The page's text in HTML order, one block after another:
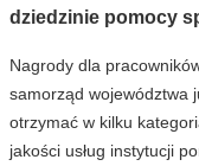
dziedzinie pomocy
Nagrody dla
samorząd województwa
otrzymać w kilku
jakości usług instytucji